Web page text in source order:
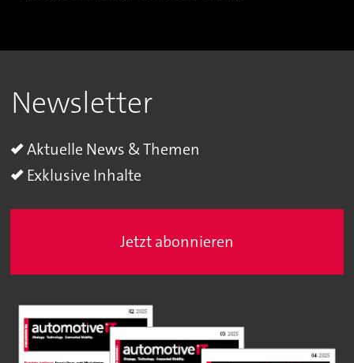
Newsletter
Aktuelle News & Themen
Exklusive Inhalte
Jetzt abonnieren